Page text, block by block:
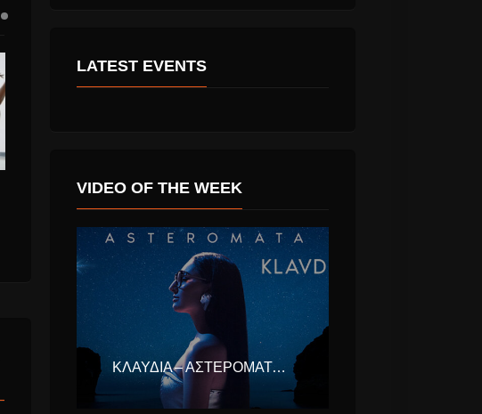
THE LAST SHADOW
PUPPETS NEW
VIDOCLIP
ADELE’S “ALL I
ASK” AS A BALLET
ROUTINE
LATEST EVENTS
VIDEO OF THE WEEK
ΚΛΑΥΔΊΑ – ΑΣΤΕΡΟΜΆΤΑ (EUROVISION ΕΛΛΆΔΑ 2025)